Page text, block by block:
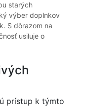
starých
výber doplnkov
S dôrazom na
usiluje o
prístup k týmto